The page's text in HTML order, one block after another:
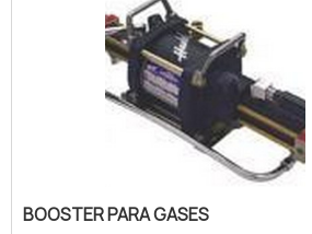
possível conferir quais as
contar com este tipo de
Melhor custo-benefício do
BOOSTER PARA GASES